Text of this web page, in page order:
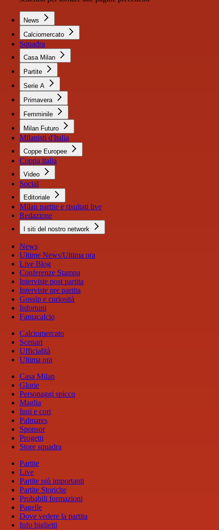
News
Calciomercato
Squadra
Casa Milan
Partite
Serie A
Primavera
Femminile
Milan Futuro
Milanisti d'Italia
Coppe Europee
Coppa italia
Video
Social
Editoriale
Milan partite e risultati live
Redazione
I siti del nostro network
News
Ultime News/Ultima ora
Live Blog
Conferenze Stampa
Interviste post partita
Interviste pre partita
Gossip e curiosità
Infortuni
Fantacalcio
Calciomercato
Scenari
Ufficialità
Ultima ora
Casa Milan
Glorie
Personaggi spicco
Maglia
Inni e cori
Palmares
Sponsor
Progetti
Store squadra
Partite
Live
Partite più importanti
Partite Storiche
Probabili formazioni
Pagelle
Dove vedere la partita
Info biglietti